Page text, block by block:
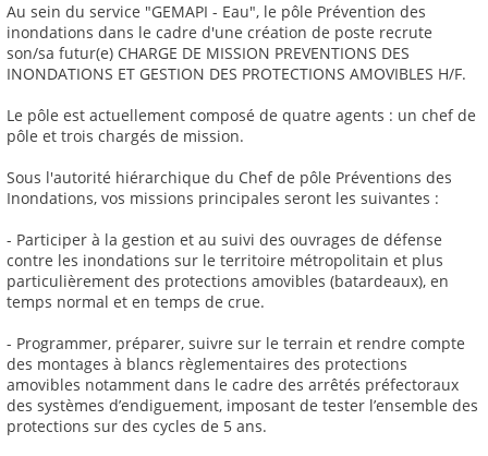
Au sein du service "GEMAPI - Eau", le pôle Prévention des
inondations dans le cadre d'une création de poste recrute
son/sa futur(e) CHARGE DE MISSION PREVENTIONS DES
INONDATIONS ET GESTION DES PROTECTIONS AMOVIBLES H/F.
Le pôle est actuellement composé de quatre agents : un chef de
pôle et trois chargés de mission.
Sous l'autorité hiérarchique du Chef de pôle Préventions des
Inondations, vos missions principales seront les suivantes :
- Participer à la gestion et au suivi des ouvrages de défense
contre les inondations sur le territoire métropolitain et plus
particulièrement des protections amovibles (batardeaux), en
temps normal et en temps de crue.
- Programmer, préparer, suivre sur le terrain et rendre compte
des montages à blancs règlementaires des protections
amovibles notamment dans le cadre des arrêtés préfectoraux
des systèmes d’endiguement, imposant de tester l’ensemble des
protections sur des cycles de 5 ans.